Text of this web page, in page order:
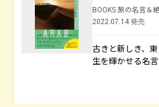
BOOKS 旅の名言＆
2022.07.14 発売
古きと新しき、
生を輝かせる名